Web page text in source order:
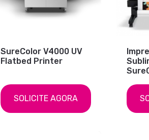
SureColor V4000 UV
Flatbed Printer
SOLICITE AGORA